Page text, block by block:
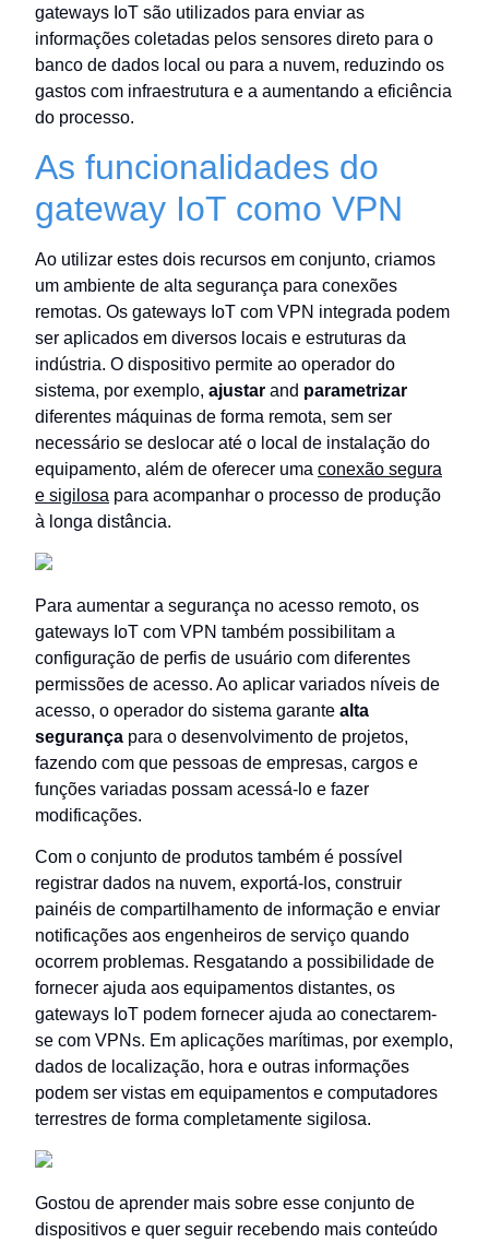
gateways IoT são utilizados para enviar as
informações coletadas pelos sensores direto para o
banco de dados local ou para a nuvem, reduzindo os
gastos com infraestrutura e a aumentando a eficiência
do processo.
As funcionalidades do
gateway IoT como VPN
Ao utilizar estes dois recursos em conjunto, criamos
um ambiente de alta segurança para conexões
remotas. Os gateways IoT com VPN integrada podem
ser aplicados em diversos locais e estruturas da
indústria. O dispositivo permite ao operador do
sistema, por exemplo, ajustar and parametrizar
diferentes máquinas de forma remota, sem ser
necessário se deslocar até o local de instalação do
equipamento, além de oferecer uma conexão segura
e sigilosa para acompanhar o processo de produção
à longa distância.
Para aumentar a segurança no acesso remoto, os
gateways IoT com VPN também possibilitam a
configuração de perfis de usuário com diferentes
permissões de acesso. Ao aplicar variados níveis de
acesso, o operador do sistema garante alta
segurança para o desenvolvimento de projetos,
fazendo com que pessoas de empresas, cargos e
funções variadas possam acessá-lo e fazer
modificações.
Com o conjunto de produtos também é possível
registrar dados na nuvem, exportá-los, construir
painéis de compartilhamento de informação e enviar
notificações aos engenheiros de serviço quando
ocorrem problemas. Resgatando a possibilidade de
fornecer ajuda aos equipamentos distantes, os
gateways IoT podem fornecer ajuda ao conectarem-
se com VPNs. Em aplicações marítimas, por exemplo,
dados de localização, hora e outras informações
podem ser vistas em equipamentos e computadores
terrestres de forma completamente sigilosa.
Gostou de aprender mais sobre esse conjunto de
dispositivos e quer seguir recebendo mais conteúdo